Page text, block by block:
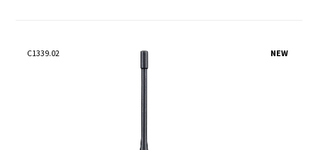
NEW
C1339.02